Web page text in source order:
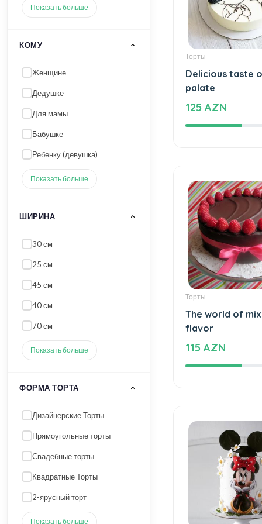
Торты
Delicious taste
palate
125 AZN
Торты
The world of
flavor
115 AZN
Показать больше
КОМУ
Женщине
Дедушке
Для мамы
Бабушке
Ребенку (девушка)
Показать больше
ШИРИНА
30 см
25 см
45 см
40 см
70 см
Показать больше
ФОРМА ТОРТА
Дизайнерские Торты
Прямоугольные торты
Свадебные торты
Квадратные Торты
2-ярусный торт
Показать больше